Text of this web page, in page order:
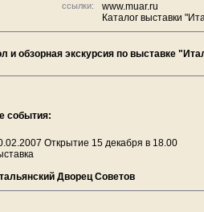
ссылки:
www.muar.ru
Каталог выставки
и обзорная экскурсия по выставке
события:
Открытие 15 декабря в 18.00
Дворец Советов